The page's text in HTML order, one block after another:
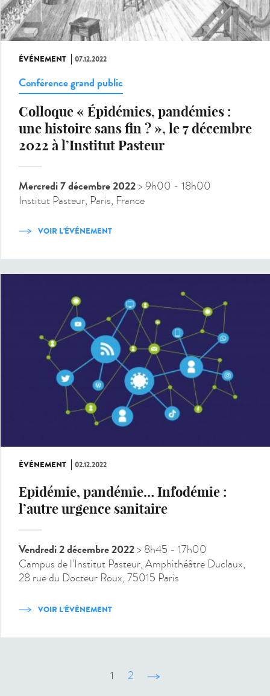
ÉVÉNEMENT 07.12.2022
Conférence grand public
Colloque « Épidémies, pandémies :
une histoire sans fin ? », le 7 décembre
2022 à l’Institut Pasteur
Mercredi 7 décembre 2022> 9h00 - 18h00
Institut Pasteur, Paris, France
VOIR L'ÉVÉNEMENT
ÉVÉNEMENT 02.12.2022
Epidémie, pandémie… Infodémie :
l’autre urgence sanitaire
Vendredi 2 décembre 2022> 8h45 - 17h00
Campus de l’Institut Pasteur, Amphithéâtre Duclaux,
28 rue du Docteur Roux, 75015 Paris
VOIR L'ÉVÉNEMENT
1 2 suivant ›